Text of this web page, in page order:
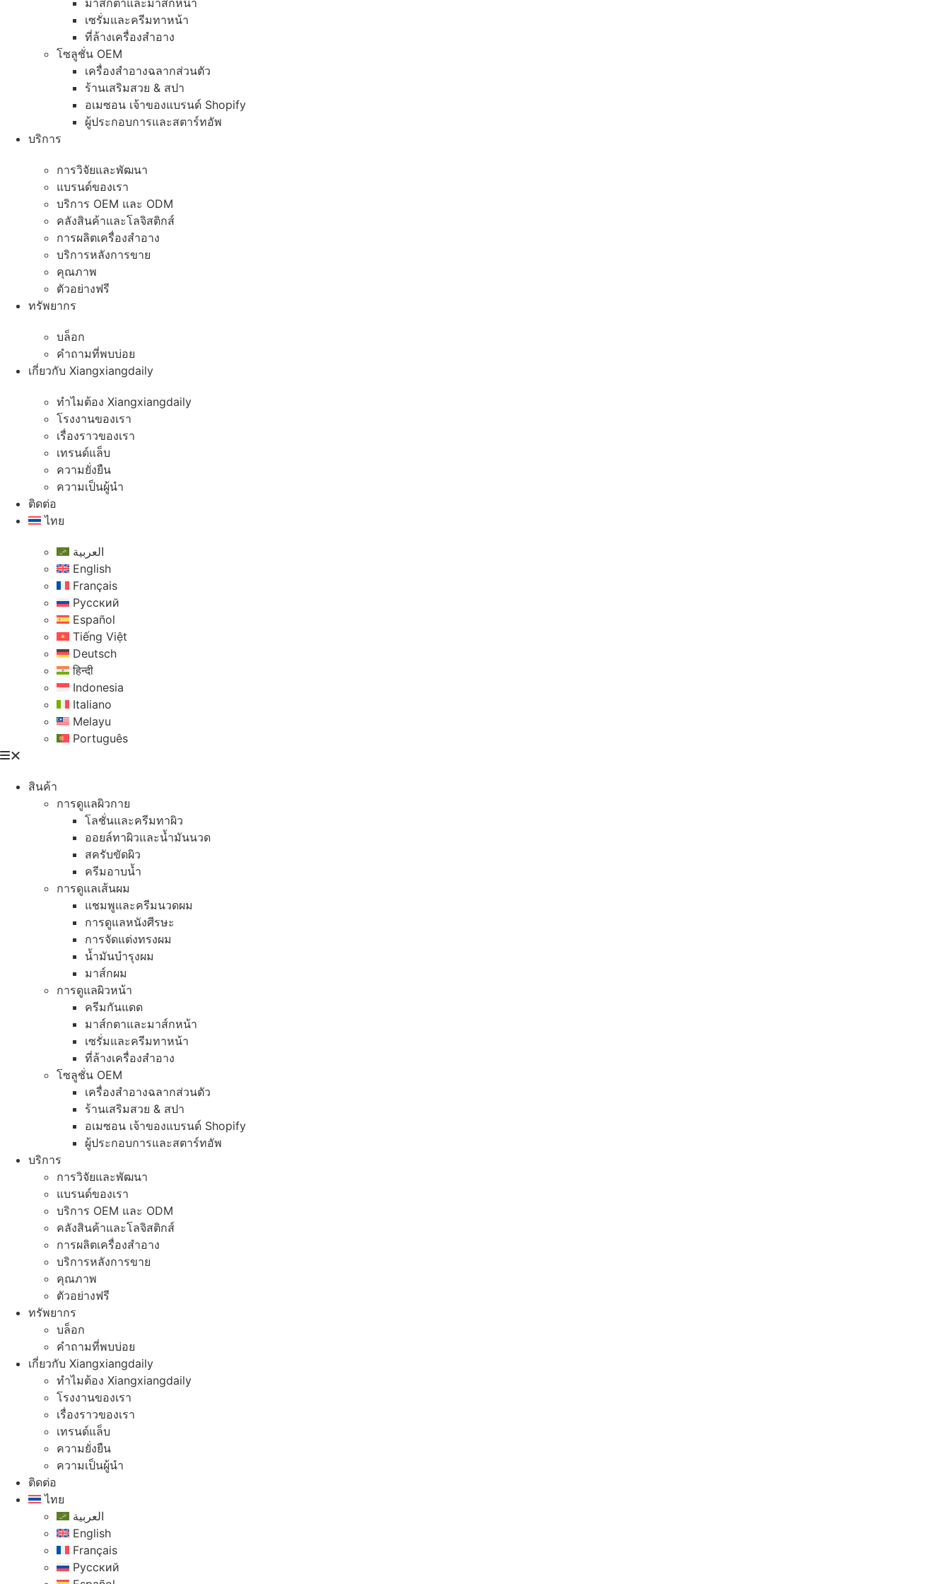
มาส์กตาและมาส์กหน้า
เซรั่มและครีมทาหน้า
ที่ล้างเครื่องสำอาง
โซลูชั่น OEM
เครื่องสำอางฉลากส่วนตัว
ร้านเสริมสวย & สปา
อเมซอน เจ้าของแบรนด์ Shopify
ผู้ประกอบการและสตาร์ทอัพ
บริการ
การวิจัยและพัฒนา
แบรนด์ของเรา
บริการ OEM และ ODM
คลังสินค้าและโลจิสติกส์
การผลิตเครื่องสำอาง
บริการหลังการขาย
คุณภาพ
ตัวอย่างฟรี
ทรัพยากร
บล็อก
คําถามที่พบบ่อย
เกี่ยวกับ Xiangxiangdaily
ทําไมต้อง Xiangxiangdaily
โรงงานของเรา
เรื่องราวของเรา
เทรนด์แล็บ
ความยั่งยืน
ความเป็นผู้นํา
ติดต่อ
ไทย
العربية
English
Français
Русский
Español
Tiếng Việt
Deutsch
हिन्दी
Indonesia
Italiano
Melayu
Português
สินค้า
การดูแลผิวกาย
โลชั่นและครีมทาผิว
ออยล์ทาผิวและน้ำมันนวด
สครับขัดผิว
ครีมอาบน้ำ
การดูแลเส้นผม
แชมพูและครีมนวดผม
การดูแลหนังศีรษะ
การจัดแต่งทรงผม
น้ำมันบำรุงผม
มาส์กผม
การดูแลผิวหน้า
ครีมกันแดด
มาส์กตาและมาส์กหน้า
เซรั่มและครีมทาหน้า
ที่ล้างเครื่องสำอาง
โซลูชั่น OEM
เครื่องสำอางฉลากส่วนตัว
ร้านเสริมสวย & สปา
อเมซอน เจ้าของแบรนด์ Shopify
ผู้ประกอบการและสตาร์ทอัพ
บริการ
การวิจัยและพัฒนา
แบรนด์ของเรา
บริการ OEM และ ODM
คลังสินค้าและโลจิสติกส์
การผลิตเครื่องสำอาง
บริการหลังการขาย
คุณภาพ
ตัวอย่างฟรี
ทรัพยากร
บล็อก
คําถามที่พบบ่อย
เกี่ยวกับ Xiangxiangdaily
ทําไมต้อง Xiangxiangdaily
โรงงานของเรา
เรื่องราวของเรา
เทรนด์แล็บ
ความยั่งยืน
ความเป็นผู้นํา
ติดต่อ
ไทย
العربية
English
Français
Русский